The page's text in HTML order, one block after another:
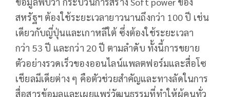
สหรัฐฯ ต้องใช้ระยะเวลายาวนานถึงกว่า 100 ปี เช่น
เดียวกับญี่ปุ่นและเกาหลีใต้ ซึ่งต้องใช้ระยะเวลา
กว่า 53 ปี และกว่า 20 ปี ตามลำดับ ทั้งนี้การขยาย
ตัวอย่างรวดเร็วของออนไลน์แพลตฟอร์มและสื่อโซ
เชียลมีเดียต่าง ๆ คือตัวช่วยสำคัญและทางลัดในการ
สื่อสารข้อมูลและเผยแพร่วัฒนธรรมที่ทำให้ผู้คนทั่ว